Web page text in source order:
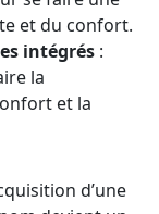
et du confort.
intégrés :
la
et la
d’une